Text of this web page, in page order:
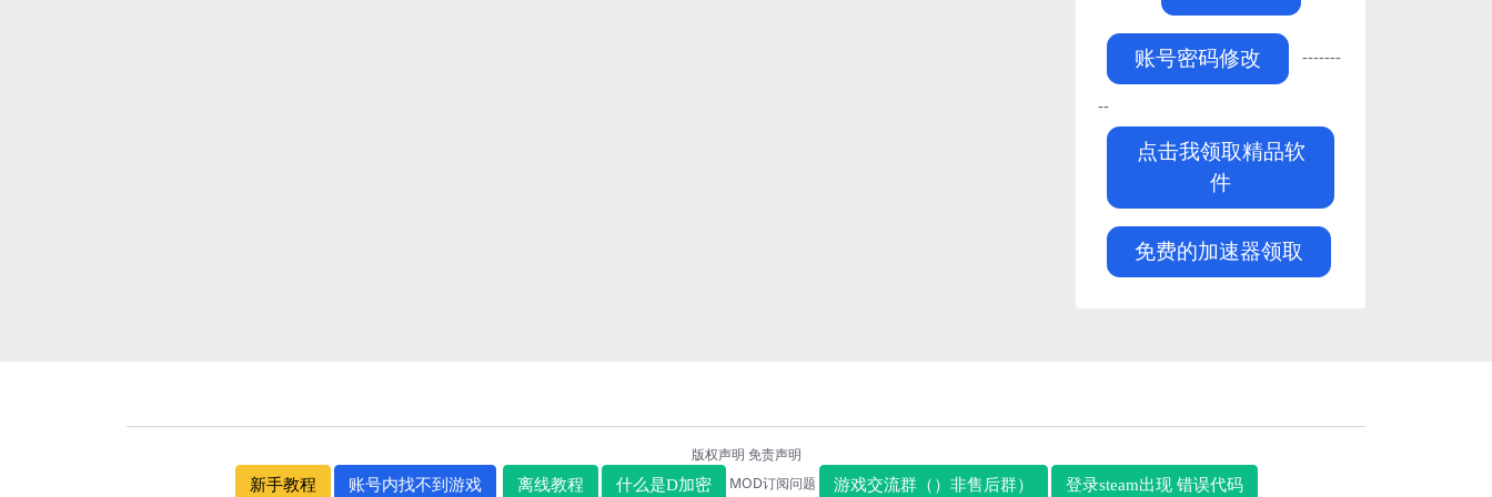
账号密码修改 -------
--
点击我领取精品软
件
免费的加速器领取
版权声明 免责声明
新手教程 账号内找不到游戏 离线教程 什么是D加密 MOD订阅问题 游戏交流群（）非售后群） 登录steam出现 错误代码